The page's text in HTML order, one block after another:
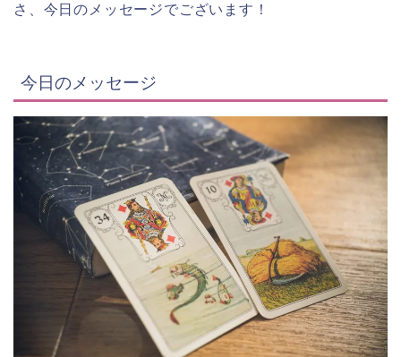
さ、今日のメッセージでございます！
今日のメッセージ